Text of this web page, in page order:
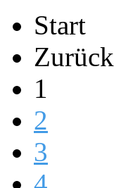
Start
Zurück
1
2
3